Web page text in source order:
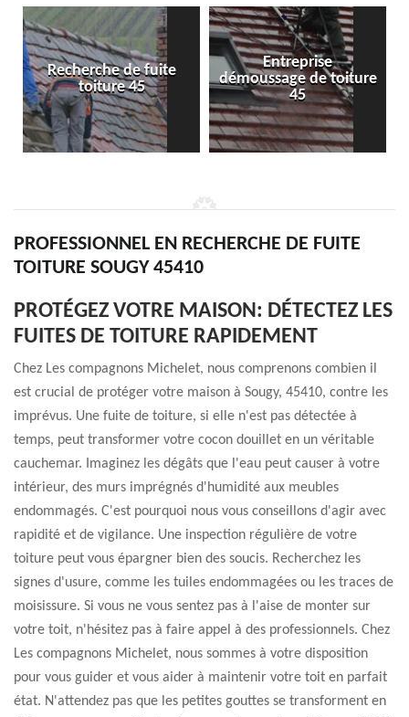
Entreprise
démoussage de toiture
45
Isolation toiture 45
PROFESSIONNEL EN RECHERCHE DE FUITE
TOITURE SOUGY 45410
PROTÉGEZ VOTRE MAISON: DÉTECTEZ LES
FUITES DE TOITURE RAPIDEMENT
Chez Les compagnons Michelet, nous comprenons combien il
est crucial de protéger votre maison à Sougy, 45410, contre les
imprévus. Une fuite de toiture, si elle n'est pas détectée à
temps, peut transformer votre cocon douillet en un véritable
cauchemar. Imaginez les dégâts que l'eau peut causer à votre
intérieur, des murs imprégnés d'humidité aux meubles
endommagés. C'est pourquoi nous vous conseillons d'agir avec
rapidité et de vigilance. Une inspection régulière de votre
toiture peut vous épargner bien des soucis. Recherchez les
signes d'usure, comme les tuiles endommagées ou les traces de
moisissure. Si vous ne vous sentez pas à l'aise de monter sur
votre toit, n'hésitez pas à faire appel à des professionnels. Chez
Les compagnons Michelet, nous sommes à votre disposition
pour vous guider et vous aider à maintenir votre toit en parfait
état. N'attendez pas que les petites gouttes se transforment en